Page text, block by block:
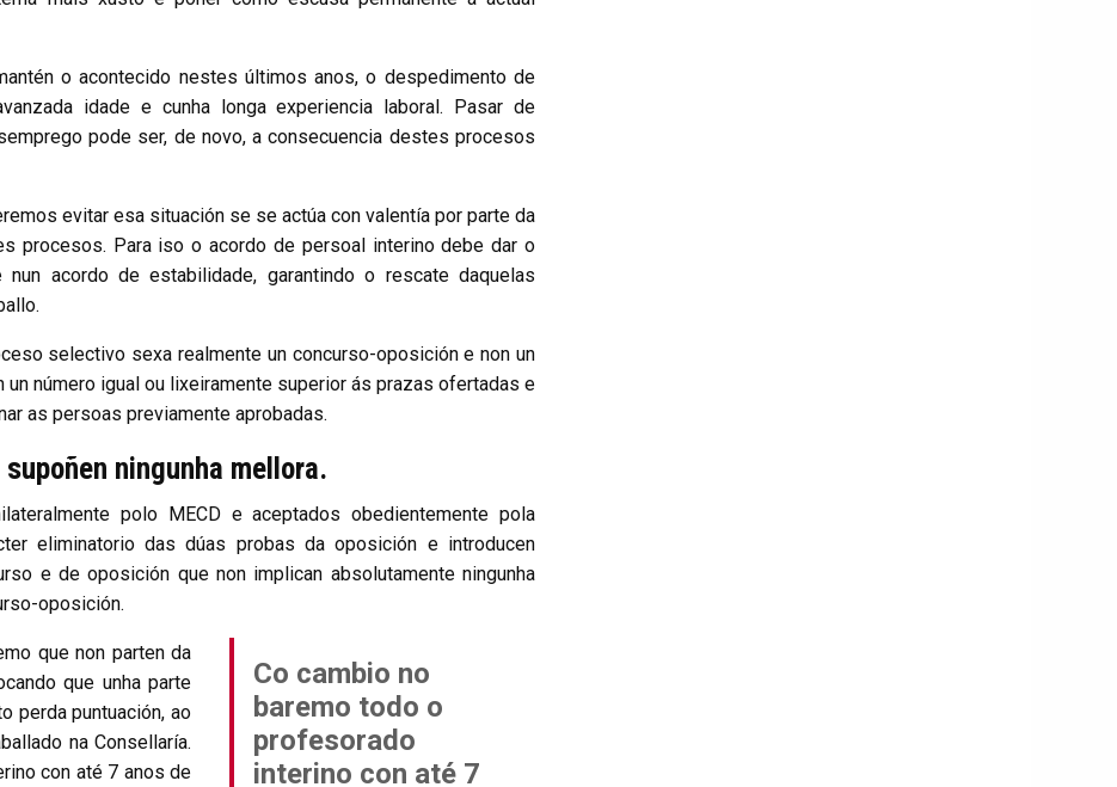
o acontecido nestes últimos anos, o despedimento de
idade e cunha longa experiencia laboral. Pasar de
pode ser, de novo, a consecuencia destes procesos
evitar esa situación se se actúa con valentía por parte da
procesos. Para iso o acordo de persoal interino debe dar o
acordo de estabilidade, garantindo o rescate daquelas
selectivo sexa realmente un concurso-oposición e non un
número igual ou lixeiramente superior ás prazas ofertadas e
as persoas previamente aprobadas.
ningunha mellora.
polo MECD e aceptados obedientemente pola
eliminatorio das dúas probas da oposición e introducen
e de oposición que non implican absolutamente ningunha
oposición.
Co cambio no
baremo todo o
profesorado
interino con até 7
que non parten da
que unha parte
perda puntuación, ao
na Consellaría.
con até 7 anos de